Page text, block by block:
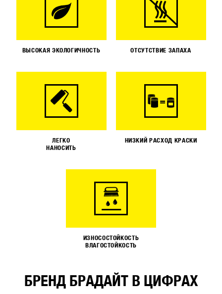
ВЫСОКАЯ ЭКОЛОГИЧНОСТЬ ОТСУТСТВИЕ ЗАПАХА
ЛЕГКО
НАНОСИТЬ
НИЗКИЙ РАСХОД КРАСКИ
ИЗНОСОСТОЙКОСТЬ
ВЛАГОСТОЙКОСТЬ
БРЕНД БРАДАЙТ В ЦИФРАХ